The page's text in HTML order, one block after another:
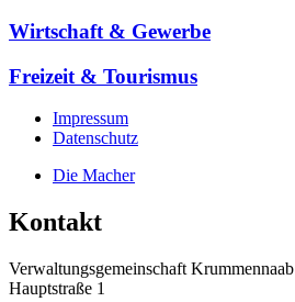
Wirtschaft & Gewerbe
Freizeit & Tourismus
Impressum
Datenschutz
Die Macher
Kontakt
Verwaltungsgemeinschaft Krummennaab
Hauptstraße 1